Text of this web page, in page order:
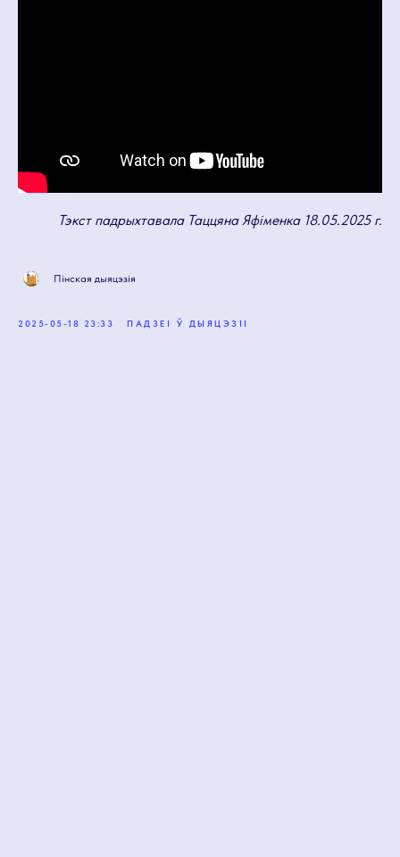
Тэкст падрыхтавала Таццяна Яфіменка 18.05.2025 г.
Пінская дыяцэзія
2025-05-18 23:33 ПАДЗЕІ Ў ДЫЯЦЭЗІІ